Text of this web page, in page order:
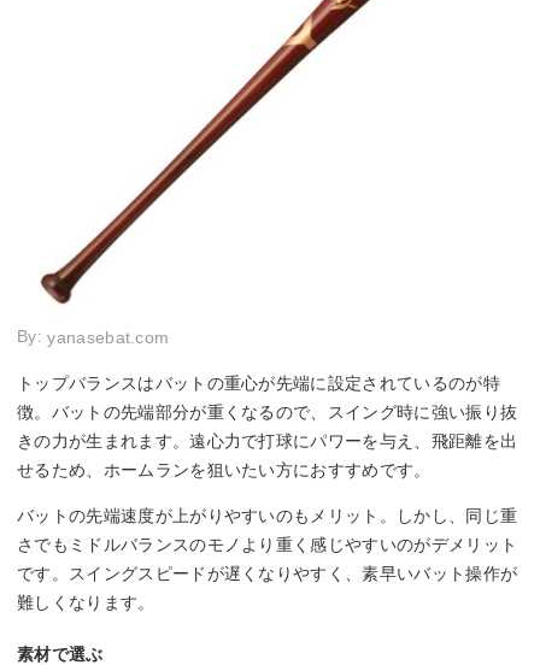
By:yanasebat.com
トップバランスはバットの重心が先端に設定されているのが特
徴。バットの先端部分が重くなるので、スイング時に強い振り抜
きの力が生まれます。遠心力で打球にパワーを与え、飛距離を出
せるため、ホームランを狙いたい方におすすめです。
バットの先端速度が上がりやすいのもメリット。しかし、同じ重
さでもミドルバランスのモノより重く感じやすいのがデメリット
です。スイングスピードが遅くなりやすく、素早いバット操作が
難しくなります。
素材で選ぶ